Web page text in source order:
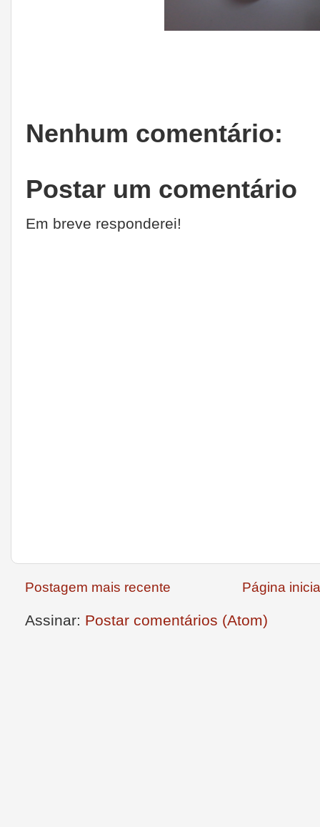
Nenhum comentário:
Postar um comentário
Em breve responderei!
Postagem mais recente Página
Assinar: Postar comentários (Atom)